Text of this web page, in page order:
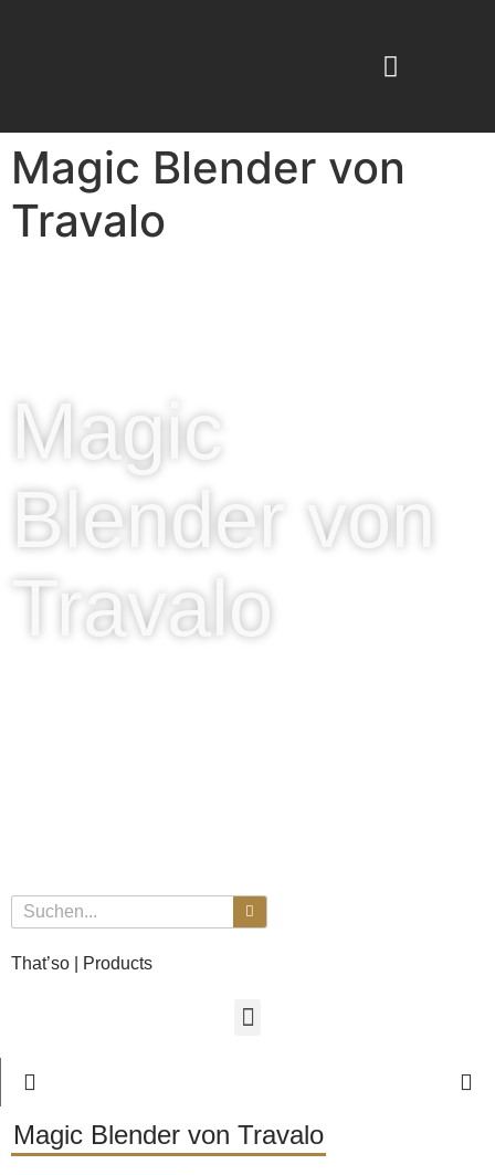
Magic Blender von
Travalo
Magic
Blender von
Travalo
That’so | Products
Magic Blender von Travalo